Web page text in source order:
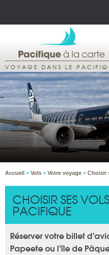
VOYAGE DANS LE
Accueil > Vols > Votre voyage > Choisir
CHOISIR SES
PACIFIQUE
Réserver votre billet
Papeete ou l’île de